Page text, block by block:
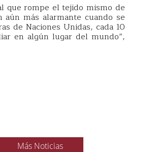
que rompe el tejido mismo de
aún más alarmante cuando se
de Naciones Unidas, cada 10
en algún lugar del mundo”,
Más Noticias